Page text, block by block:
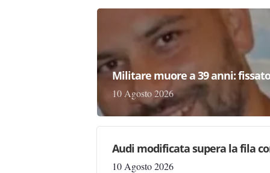
Militare muore a 39 anni:
10 Agosto 2026
Audi modificata supera la fila
10 Agosto 2026